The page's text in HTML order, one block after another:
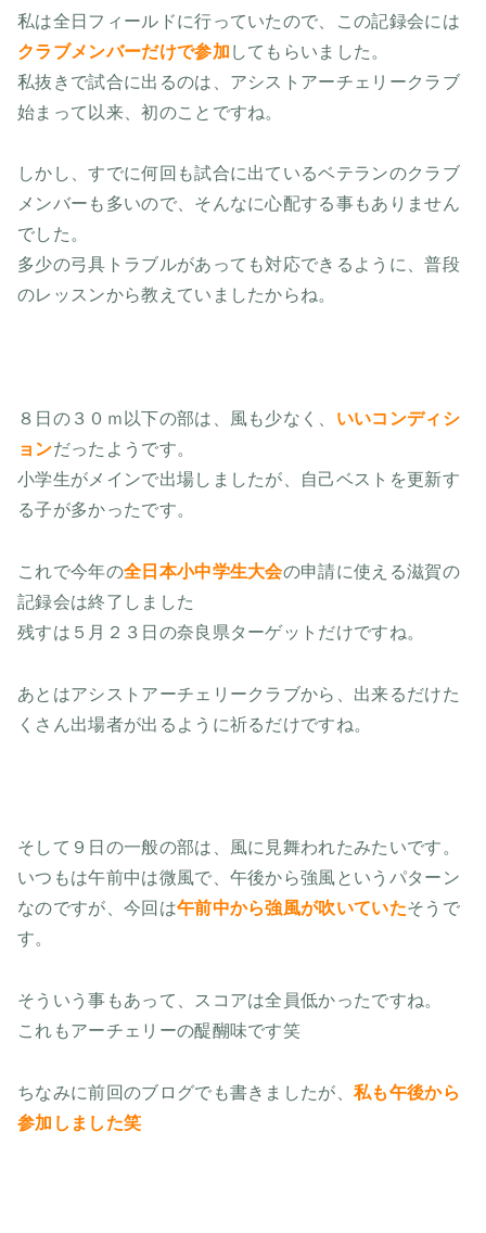
私は全日フィールドに行っていたので、この記録会には
クラブメンバーだけで参加 してもらいました。
私抜きで試合に出るのは、アシストアーチェリークラブ
始まって以来、初のことですね。
しかし、すでに何回も試合に出ているベテランのクラブ
メンバーも多いので、そんなに心配する事もありません
でした。
多少の弓具トラブルがあっても対応できるように、普段
のレッスンから教えていましたからね。
８日の３０ｍ以下の部は、風も少なく、 いいコンディシ
ョンだったようです。
小学生がメインで出場しましたが、自己ベストを更新す
る子が多かったです。
これで今年の全日本小中学生大会の申請に使える滋賀の
記録会は終了しました
残すは５月２３日の奈良県ターゲットだけですね。
あとはアシストアーチェリークラブから、出来るだけた
くさん出場者が出るように祈るだけですね。
そして９日の一般の部は、風に見舞われたみたいです。
いつもは午前中は微風で、午後から強風というパターン
なのですが、今回は午前中から強風が吹いていたそうで
す。
そういう事もあって、スコアは全員低かったですね。
これもアーチェリーの醍醐味です笑
ちなみに前回のブログでも書きましたが、私も午後から
参加しました笑